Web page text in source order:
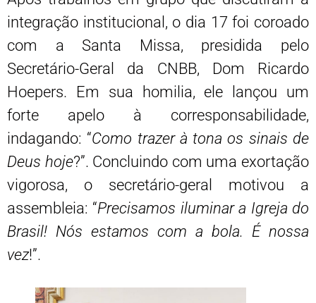
integração institucional, o dia 17 foi coroado
com a Santa Missa, presidida pelo
Secretário-Geral da CNBB, Dom Ricardo
Hoepers. Em sua homilia, ele lançou um
forte apelo à corresponsabilidade,
indagando: “Como trazer à tona os sinais de
Deus hoje?”. Concluindo com uma exortação
vigorosa, o secretário-geral motivou a
assembleia: “Precisamos iluminar a Igreja do
Brasil! Nós estamos com a bola. É nossa
vez!”.